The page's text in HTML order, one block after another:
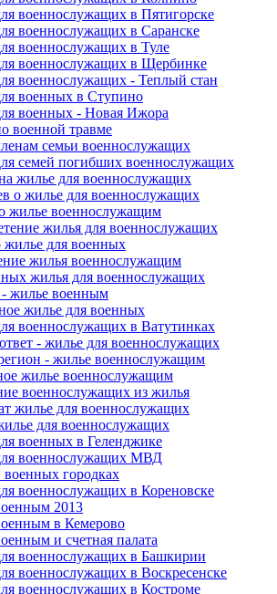
военнослужащих в Пятигорске
военнослужащих в Саранске
военнослужащих в Туле
военнослужащих в Щербинке
военнослужащих - Теплый стан
военных в Ступино
военных - Новая Ижора
военной травме
семьи военнослужащих
семей погибших военнослужащих
жилье для военнослужащих
о жилье для военнослужащих
жилье военнослужащим
жилья для военнослужащих
для военных
жилья военнослужащим
жилья для военнослужащих
жилье военным
жилье для военных
военнослужащих в Ватутинках
- жилье для военнослужащих
- жилье военнослужащим
жилье военнослужащим
военнослужащих из жилья
жилье для военнослужащих
для военнослужащих
военных в Геленджике
военнослужащих МВД
городках
военнослужащих в Кореновске
2013
в Кемерово
и счетная палата
военнослужащих в Башкирии
военнослужащих в Воскресенске
военнослужащих в Костроме